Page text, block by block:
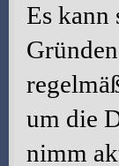
Es kann
um die
nimm